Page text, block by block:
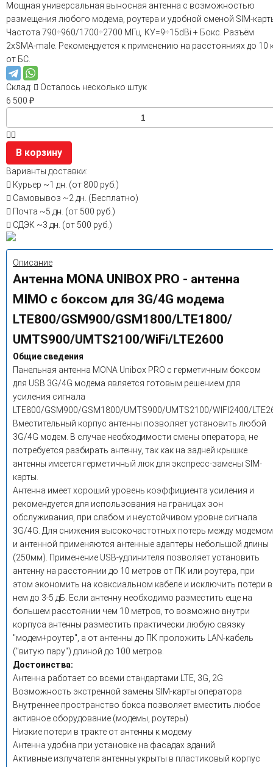
Мощная универсальная выносная антенна с возможностью
размещения любого модема, роутера и удобной сменой SIM-
Частота 790÷960/1700÷2700 МГц. КУ=9÷15dBi + Бокс. Разъём
2xSMA-male. Рекомендуется к применению на расстояниях до 10
от БС.
Склад:
Осталось несколько штук
6 500 ₽
В корзину
Варианты доставки:
Курьер ~1 дн. (от 800 руб.)
Самовывоз ~2 дн. (Бесплатно)
Почта ~5 дн. (от 500 руб.)
СДЭК ~3 дн. (от 500 руб.)
Описание
Антенна MONA UNIBOX PRO - антенна
MIMO с боксом для 3G/4G модема
LTE800/GSM900/GSM1800/LTE1800/
UMTS900/UMTS2100/WiFi/LTE2600
Общие сведения
Панельная антенна MONA Unibox PRO с герметичным боксом
для USB 3G/4G модема является готовым решением для
усиления сигнала
LTE800/GSM900/GSM1800/UMTS900/UMTS2100/WIFI2400/
Вместительный корпус антенны позволяет установить любой
3G/4G модем. В случае необходимости смены оператора, не
потребуется разбирать антенну, так как на задней крышке
антенны имеется герметичный люк для экспресс-замены SIM-
карты.
Антенна имеет хороший уровень коэффициента усиления и
рекомендуется для использования на границах зон
обслуживания, при слабом и неустойчивом уровне сигнала
3G/4G. Для снижения высокочастотных потерь между модемом
и антенной применяются антенные адаптеры небольшой длины
(250мм). Применение USB-удлинителя позволяет установить
антенну на расстоянии до 10 метров от ПК или роутера, при
этом экономить на коаксиальном кабеле и исключить потери в
нем до 3-5 дБ. Если антенну необходимо разместить еще на
большем расстоянии чем 10 метров, то возможно внутри
корпуса антенны разместить практически любую связку
"модем+роутер", а от антенны до ПК проложить LAN-кабель
("витую пару") длиной до 100 метров.
Достоинства:
Антенна работает со всеми стандартами LTE, 3G, 2G
Возможность экстренной замены SIM-карты оператора
Внутреннее пространство бокса позволяет вместить любое
активное оборудование (модемы, роутеры)
Низкие потери в тракте от антенны к модему
Антенна удобна при установке на фасадах зданий
Активные излучателя антенны укрыты в пластиковый корпус